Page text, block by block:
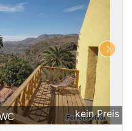
kein Preis